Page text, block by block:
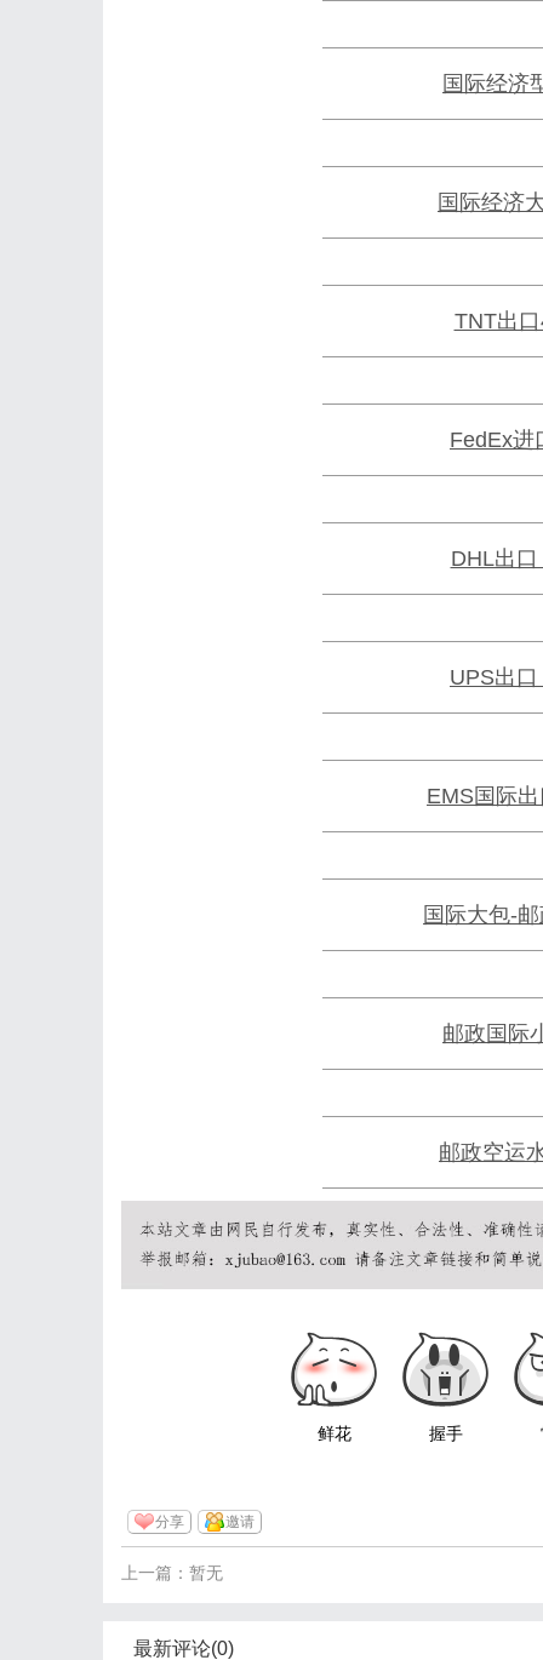
国际经济
国际经济
TNT出
FedEx进
DHL出
UPS出
EMS国际
国际大包-
邮政国际
邮政空运
鲜花 握手
分享 邀请
上一篇：暂无
最新评论(0)